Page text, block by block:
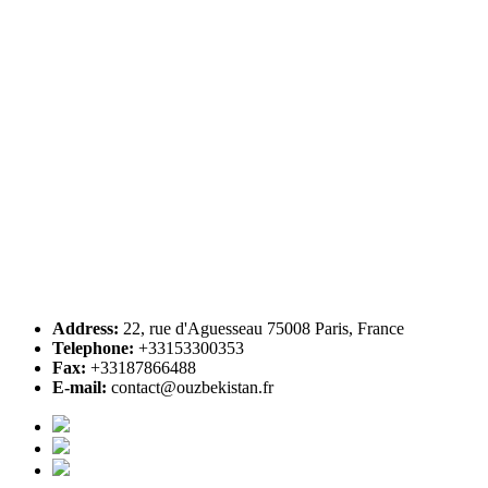
Address: 22, rue d'Aguesseau 75008 Paris, France
Telephone: +33153300353
Fax: +33187866488
E-mail: contact@ouzbekistan.fr